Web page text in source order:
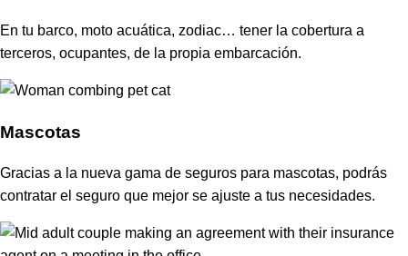
En tu barco, moto acuática, zodiac… tener la cobertura a
terceros, ocupantes, de la propia embarcación.
Mascotas
Gracias a la nueva gama de seguros para mascotas, podrás
contratar el seguro que mejor se ajuste a tus necesidades.